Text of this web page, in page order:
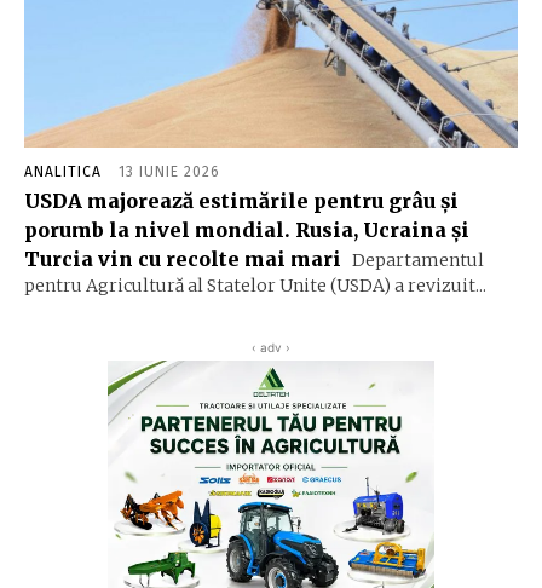
ANALITICA 13 IUNIE 2026
USDA majorează estimările pentru grâu și
porumb la nivel mondial. Rusia, Ucraina și
Turcia vin cu recolte mai mari Departamentul
pentru Agricultură al Statelor Unite (USDA) a revizuit...
‹ adv ›